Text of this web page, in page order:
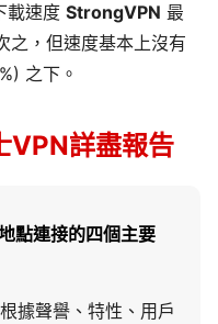
載速度 StrongVPN 最
之，但速度基本上沒有
之下。
VPN詳盡報告
點連接的四個主要
根據聲譽、特性、用戶